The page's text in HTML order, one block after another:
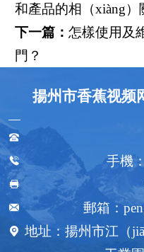
和產品的相（xiàng）
下一篇： 怎樣使用及
門？
揚州市香蕉视频

 手機

 郵箱：
 地址：揚州市江（